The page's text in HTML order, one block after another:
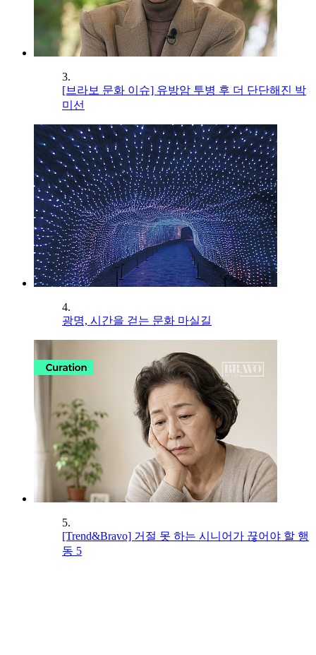
3.
[브라보 문화 이슈] 유방암 투병 후 더 단단해진 박
미선
4.
광명, 시간을 걷는 문화 마실길
5.
[Trend&Bravo] 거절 못 하는 시니어가 끊어야 할 행
동 5